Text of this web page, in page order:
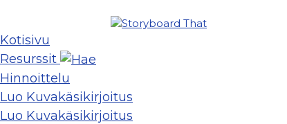
Kotisivu
Resurssit
Hinnoittelu
Luo Kuvakäsikirjoitus
Luo Kuvakäsikirjoitus